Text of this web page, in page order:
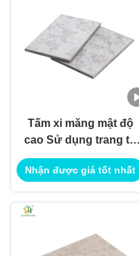
Tấm xi măng mật độ
cao Sử dụng trang trí
nội ngoại thất cho
ứng dụng xây dựng
Nhận được giá tốt nhất